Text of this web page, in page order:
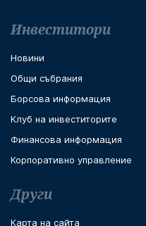
Футър навигация
Инвеститори
Новини
Общи събрания
Борсова информация
Клуб на инвеститорите
Финансова информация
Корпоративно управление
Други
Карта на сайта